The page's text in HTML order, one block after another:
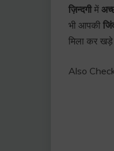
ज़िन्दगीमें
भी आपकी
मिला कर खड़े
Also